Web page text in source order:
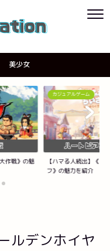
美少女
スローライ
カジュアルゲーム
【ハマる人続出】《
紹介
ルデンホイヤ